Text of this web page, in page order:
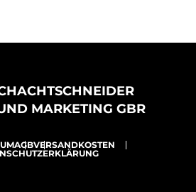
MARKETING GBR
AGBVERSANDKOSTEN